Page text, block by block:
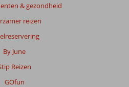
& gezondheid
reizen
By June
Reizen
GOfun